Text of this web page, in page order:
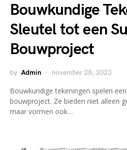
Bouwkundige
Sleutel tot een
Bouwproject
by Admin november 28, 2023
Bouwkundige tekeningen spelen
bouwproject. Ze bieden niet alleen
maar vormen ook…